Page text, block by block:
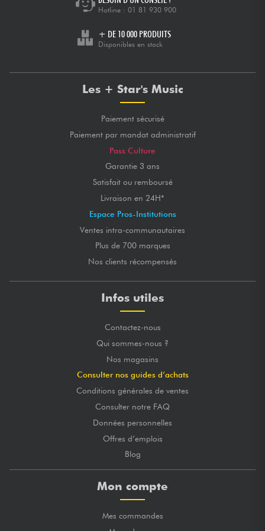
Habitué à l' "ultrasone pro 550 (2012)" qui est un casque
fermé fort dans les basses.
sont bien présentes.
On s'habitue vite.
★★★★★
★★★★★
QUALITÉ DE FABRICATION ★★
ISOLEMENT DU BRUIT EXTÉRIEUR ★ ★★★★
★ ★★★★
Hotline : 01 81 930 900
+ DE 10 000 PRODUITS
Disponibles en stock
Les + Star's Music
Paiement sécurisé
Paiement par mandat administratif
Pass Culture
Garantie 3 ans
Satisfait ou remboursé
Livraison en 24H*
Espace Pros-Institutions
Ventes intra-communautaires
Plus de 700 marques
Nos clients récompensés
Infos utiles
Contactez-nous
Qui sommes-nous ?
Nos magasins
Consulter nos guides d’achats
Conditions générales de ventes
Consulter notre FAQ
Données personnelles
Offres d’emplois
Blog
Mon compte
Mes commandes